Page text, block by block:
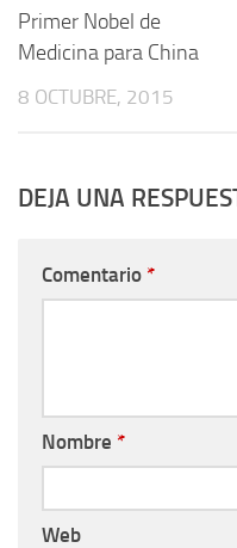
Primer Nobel de
Medicina para China
8 OCTUBRE, 2015
DEJA UNA
Comentario *
Nombre *
Web